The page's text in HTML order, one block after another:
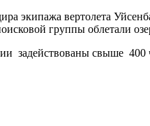
экипажа вертолета
группы облетали
задействованы свыше 400